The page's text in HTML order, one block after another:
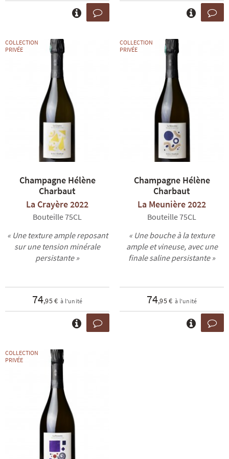
COLLECTION
PRIVÉE
Champagne Hélène
Charbaut
La Crayère 2022
Bouteille 75CL
« Une texture ample reposant
sur une tension minérale
persistante »
74,95 € à l'unité
COLLECTION
PRIVÉE
Champagne Hélène
Charbaut
La Meunière 2022
Bouteille 75CL
« Une bouche à la texture
ample et vineuse, avec une
finale saline persistante »
74,95 € à l'unité
COLLECTION
PRIVÉE